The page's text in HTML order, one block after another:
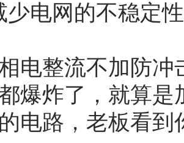
少电网的不稳定
电整流不加防
爆炸了，就算
电路，老板看